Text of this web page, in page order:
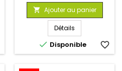
de
base
 Ajouter au panier
Détails
 Disponible favorite_border